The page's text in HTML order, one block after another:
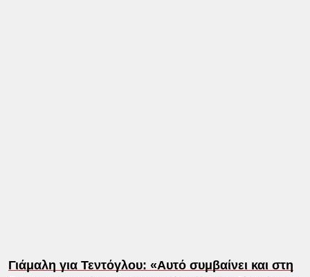
Γιάμαλη για Τεντόγλου: «Αυτό συμβαίνει και στη